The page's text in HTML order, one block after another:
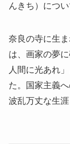
んきち）につい
奈良の寺に生
は、画家の夢
人間に光あれ
た。国家主義
波乱万丈な生涯